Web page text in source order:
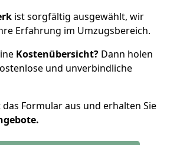
ist sorgfältig ausgewählt, wir
Erfahrung im Umzugsbereich.
Kostenübersicht? Dann holen
und unverbindliche
das Formular aus und erhalten Sie